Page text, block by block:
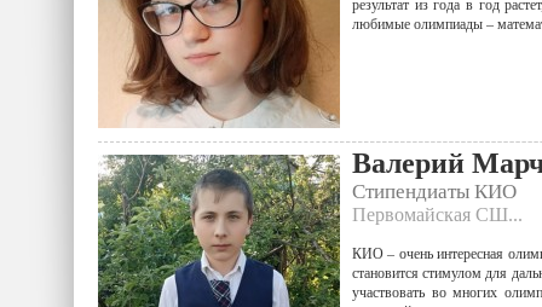
результат из года в год
любимые олимпиады –
Валерий
Стипендиаты КИО
Первомайская СШ...
КИО – очень интересная
становится стимулом для
участвовать во многих